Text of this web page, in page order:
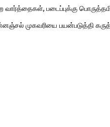
வார்த்தைகள், படைப்புக்கு
முகவரியை பயன்படுத்தி